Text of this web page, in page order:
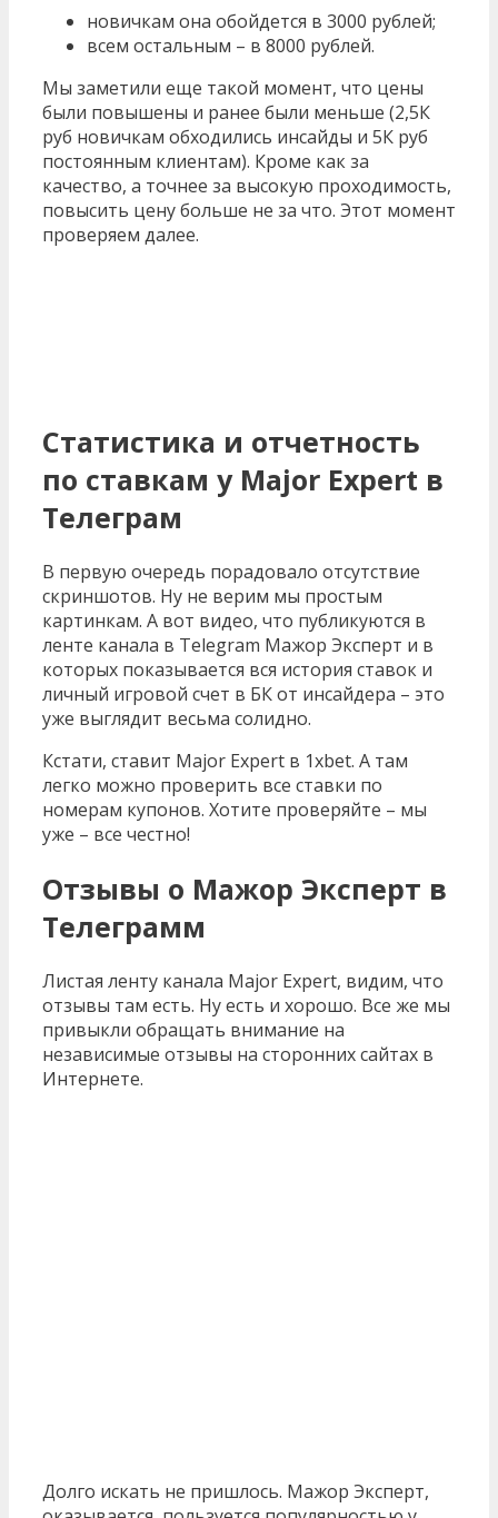
новичкам она обойдется в 3000 рублей;
всем остальным – в 8000 рублей.
Мы заметили еще такой момент, что цены
были повышены и ранее были меньше (2,5К
руб новичкам обходились инсайды и 5К руб
постоянным клиентам). Кроме как за
качество, а точнее за высокую проходимость,
повысить цену больше не за что. Этот момент
проверяем далее.
Статистика и отчетность
по ставкам у Major Expert в
Телеграм
В первую очередь порадовало отсутствие
скриншотов. Ну не верим мы простым
картинкам. А вот видео, что публикуются в
ленте канала в Telegram Мажор Эксперт и в
которых показывается вся история ставок и
личный игровой счет в БК от инсайдера – это
уже выглядит весьма солидно.
Кстати, ставит Major Expert в 1xbet. А там
легко можно проверить все ставки по
номерам купонов. Хотите проверяйте – мы
уже – все честно!
Отзывы о Мажор Эксперт в
Телеграмм
Листая ленту канала Major Expert, видим, что
отзывы там есть. Ну есть и хорошо. Все же мы
привыкли обращать внимание на
независимые отзывы на сторонних сайтах в
Интернете.
Долго искать не пришлось. Мажор Эксперт,